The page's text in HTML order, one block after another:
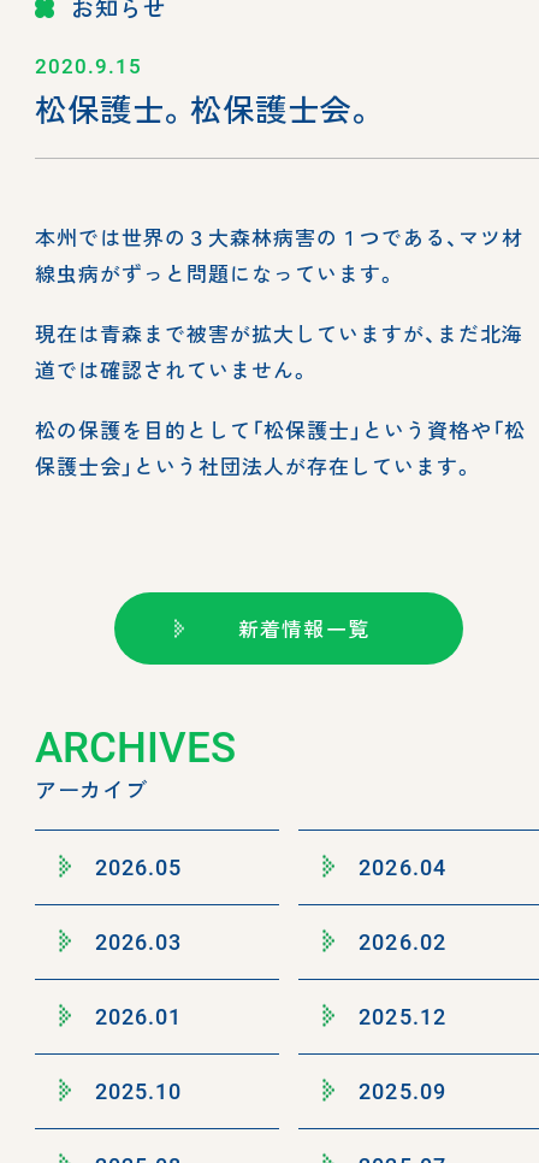
お知らせ
2020.9.15
松保護士。松保護士会。
本州では世界の３大森林病害の１つである、マツ材
線虫病がずっと問題になっています。
現在は青森まで被害が拡大していますが、まだ北海
道では確認されていません。
松の保護を目的として「松保護士」という資格や「松
保護士会」という社団法人が存在しています。
新着情報一覧
ARCHIVES
アーカイブ
2026.05 2026.04
2026.03 2026.02
2026.01 2025.12
2025.10 2025.09